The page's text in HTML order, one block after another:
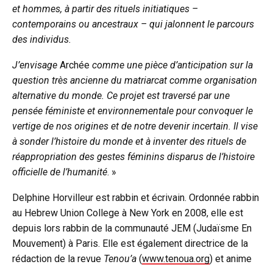
et hommes, à partir des rituels initiatiques –
contemporains ou ancestraux – qui jalonnent le parcours
des individus.
J’envisage Archée comme une pièce d’anticipation sur la
question très ancienne du matriarcat comme organisation
alternative du monde. Ce projet est traversé par une
pensée féministe et environnementale pour convoquer le
vertige de nos origines et de notre devenir incertain. Il vise
à sonder l’histoire du monde et à inventer des rituels de
réappropriation des gestes féminins disparus de l’histoire
officielle de l’humanité. »
Delphine Horvilleur est rabbin et écrivain. Ordonnée rabbin
au Hebrew Union College à New York en 2008, elle est
depuis lors rabbin de la communauté JEM (Judaïsme En
Mouvement) à Paris. Elle est également directrice de la
rédaction de la revue Tenou’a (www.tenoua.org) et anime